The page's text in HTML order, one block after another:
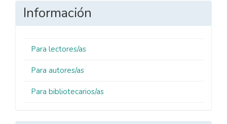
Información
Para lectores/as
Para autores/as
Para bibliotecarios/as